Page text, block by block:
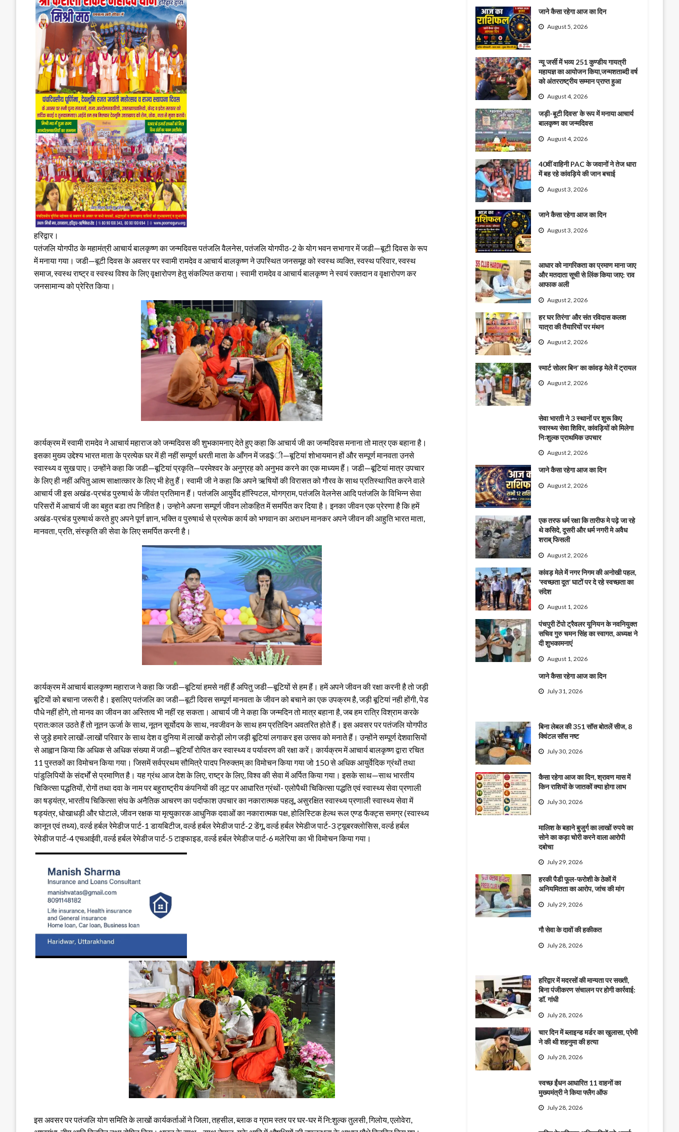
हरिद्वार।
पतंजलि योगपीठ के महामंत्री आचार्य बालकृष्ण का जन्मदिवस पतंजलि वैलनेस, पतंजलि योगपीठ-2 के योग भवन सभागार में जडी—बूटी दिवस के रूप
में मनाया गया। जडी—बूटी दिवस के अवसर पर स्वामी रामदेव व आचार्य बालकृष्ण ने उपस्थित जनसमूह को स्वस्थ व्यक्ति, स्वस्थ परिवार, स्वस्थ
समाज, स्वस्थ राष्ट्र व स्वस्थ विश्व के लिए वृक्षारोपण हेतु संकल्पित कराया। स्वामी रामदेव व आचार्य बालकृष्ण ने स्वयं रक्तदान व वृक्षारोपण कर
जनसामान्य को प्रेरित किया।
कार्यक्रम में स्वामी रामदेव ने आचार्य महाराज को जन्मदिवस की शुभकामनाए देते हुए कहा कि आचार्य जी का जन्मदिवस मनाना तो मात्र एक बहाना है।
इसका मुख्य उद्देश्य भारत माता के प्रत्येक घर में ही नहीं सम्पूर्ण धरती माता के आँगन में जड$ी—बूटियां शोभायमान हों और सम्पूर्ण मानवता उनसे
स्वास्थ्य व सुख पाए। उन्होंने कहा कि जडी—बूटियां प्रकृति—परमेश्वर के अनुग्रह को अनुभव करने का एक माध्यम हैं। जडी—बूटियां मात्र उपचार
के लिए ही नहीं अपितु आत्म साक्षात्कार के लिए भी हेतु हैं। स्वामी जी ने कहा कि अपने ऋषियों की विरासत को गौरव के साथ प्रतिस्थापित करने वाले
आचार्य जी इस अखंड-प्रचंड पुरुषार्थ के जीवंत प्रतिमान हैं। पतंजलि आयुर्वेद हॉस्पिटल, योगग्राम, पतंजलि वेलनेस आदि पतंजलि के विभिन्न सेवा
परिसरों में आचार्य जी का बहुत बडा तप निहित है। उन्होने अपना सम्पूर्ण जीवन लोकहित में समर्पित कर दिया है। इनका जीवन एक प्रेरणा है कि हमें
अखंड-प्रचंड पुरुषार्थ करते हुए अपने पूर्ण ज्ञान, भक्ति व पुरुषार्थ से प्रत्येक कार्य को भगवान का अराधन मानकर अपने जीवन की आहुति भारत माता,
मानवता, प्रति, संस्कृति की सेवा के लिए समर्पित करनी है।
कार्यक्रम में आचार्य बालकृष्ण महाराज ने कहा कि जडी—बूटियां हमसे नहीं हैं अपितु जडी—बूटियों से हम हैं। हमें अपने जीवन की रक्षा करनी है तो जड़ी
बूटियों को बचाना जरूरी है। इसलिए पतंजलि का जडी—बूटी दिवस सम्पूर्ण मानवता के जीवन को बचाने का एक उपक्रम है, जड़ी बूटियां नही होंगी, पेड
पौधे नहीं होंगे, तो मानव का जीवन का अस्तित्व भी नहीं रह सकता। आचार्य जी ने कहा कि जन्मदिन तो मात्र बहाना है, जब हम रात्रि विश्राम करके
प्रात:काल उठते हैं तो नूतन ऊर्जा के साथ, नूतन सूर्योदय के साथ, नवजीवन के साथ हम प्रतिदिन अवतरित होते हैं। इस अवसर पर पतंजलि योगपीठ
से जुड़े हमारे लाखों-लाखों परिवार के साथ देश व दुनिया में लाखों करोड़ों लोग जड़ी बूटियां लगाकर इस उत्सव को मनाते हैं। उन्होंने सम्पूर्ण देशवासियों
से आह्वान किया कि अधिक से अधिक संख्या में जडी—बूटियाँ रोपित कर स्वास्थ्य व पर्यावरण की रक्षा करें। कार्यक्रम में आचार्य बालकृष्ण द्वारा रचित
11 पुस्तकों का विमोचन किया गया। जिसमें सर्वप्रथम सौमित्रे पादप निरुक्तम् का विमोचन किया गया जो 150 से अधिक आयुर्वेदिक ग्रंथों तथा
पांडुलिपियों के संदर्भों से प्रमाणित है। यह ग्रंथ आज देश के लिए, राष्ट्र के लिए, विश्व की सेवा में अर्पित किया गया। इसके साथ—साथ भारतीय
चिकित्सा पद्धतियों, रोगों तथा दवा के नाम पर बहुराष्ट्रीय कंपनियों की लूट पर आधारित ग्रंथों- एलोपैथी चिकित्सा पद्धति एवं स्वास्थ्य सेवा प्रणाली
का षड्यंत्र, भारतीय चिकित्सा संघ के अनैतिक आचरण का पर्दाफाश उपचार का नकारात्मक पहलू, असुरक्षित स्वास्थ्य प्रणाली स्वास्थ्य सेवा में
षड्यंत्र, धोखाधड़ी और घोटाले, जीवन रक्षक या मृत्युकारक आधुनिक दवाओं का नकारात्मक पक्ष, होलिस्टिक हेल्थ रूल एण्ड फैक्ट्स समग्र (स्वास्थ्य
कानून एवं तथ्य), वर्ल्ड हर्बल रेमेडीज पार्ट-1 डायबिटीज, वर्ल्ड हर्बल रेमेडीज पार्ट-2 डेंगू, वर्ल्ड हर्बल रेमेडीज पार्ट-3 ट्यूबरक्लोसिस, वर्ल्ड हर्बल
रेमेडीज पार्ट-4 एचआईवी, वर्ल्ड हर्बल रेमेडीज पार्ट-5 टाइफाइड, वर्ल्ड हर्बल रेमेडीज पार्ट-6 मलेरिया का भी विमोचन किया गया।
इस अवसर पर पतंजलि योग समिति के लाखों कार्यकर्ताओं ने जिला, तहसील, ब्लाक व ग्राम स्तर पर घर-घर में नि:शुल्क तुलसी, गिलोय, एलोवेरा,
जाने कैसा रहेगा आज का दिन
August 5, 2026
न्यू जर्सी में भव्य 251 कुण्डीय गायत्री
महायज्ञ का आयोजन किया,जन्मशताब्दी वर्ष
को अंतरराष्ट्रीय सम्मान प्राप्त हुआ
August 4, 2026
जड़ी-बूटी दिवस’ के रूप में मनाया आचार्य
बालकृष्ण का जन्मदिवस
August 4, 2026
40वीं वाहिनी PAC के जवानों ने तेज धारा
में बह रहे कांवड़िये की जान बचाई
August 3, 2026
जाने कैसा रहेगा आज का दिन
August 3, 2026
आधार को नागरिकता का प्रमाण माना जाए
और मतदाता सूची से लिंक किया जाए: राव
आफाक अली
August 2, 2026
हर घर तिरंगा’ और संत रविदास कलश
यात्रा की तैयारियों पर मंथन
August 2, 2026
स्मार्ट सोलर बिन’ का कांवड़ मेले में ट्रायल
August 2, 2026
सेवा भारती ने 3 स्थानों पर शुरू किए
स्वास्थ्य सेवा शिविर, कांवड़ियों को मिलेगा
निःशुल्क प्राथमिक उपचार
August 2, 2026
जाने कैसा रहेगा आज का दिन
August 2, 2026
एक तरफ धर्म रक्षा कि तारीफ मे पढ़े जा रहे
थे कसिदे, दूसरी और धर्म नगरी मे अवैध
शराब् फिसली
August 2, 2026
कांवड़ मेले में नगर निगम की अनोखी पहल,
‘स्वच्छता दूत’ घाटों पर दे रहे स्वच्छता का
संदेश
August 1, 2026
पंचपुरी टेंपो ट्रैवलर यूनियन के नवनियुक्त
सचिव गुरु चमन सिंह का स्वागत, अध्यक्ष ने
दी शुभकामनाएं
August 1, 2026
जाने कैसा रहेगा आज का दिन
July 31, 2026
बिना लेबल की 351 सॉस बोतलें सीज, 8
क्विंटल सॉस नष्ट
July 30, 2026
कैसा रहेगा आज का दिन, श्रावण मास में
किन राशियों के जातकों क्या होगा लाभ
July 30, 2026
मालिश के बहाने बुजुर्ग का लाखों रुपये का
सोने का कड़ा चोरी करने वाला आरोपी
दबोचा
July 29, 2026
हरकी पैडी फूल-फरोशी के ठेकों में
अनियमितता का आरोप, जांच की मांग
July 29, 2026
गौ सेवा के दावों की हकीकत
July 28, 2026
हरिद्वार में मदरसों की मान्यता पर सख्ती,
बिना पंजीकरण संचालन पर होगी कार्रवाई:
डॉ. गांधी
July 28, 2026
चार दिन में ब्लाइन्ड मर्डर का खुलासा, प्रेमी
ने की थी शहनुमा की हत्या
July 28, 2026
स्वच्छ ईंधन आधारित 11 वाहनों का
मुख्यमंत्री ने किया फ्लैग ऑफ
July 28, 2026